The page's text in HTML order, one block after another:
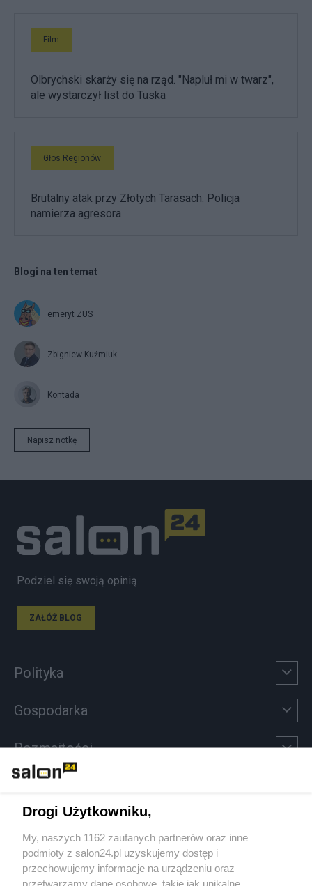
Film
Olbrychski skarży się na rząd. "Napluł mi w twarz",
ale wystarczył list do Tuska
Głos Regionów
Brutalny atak przy Złotych Tarasach. Policja
namierza agresora
Blogi na ten temat
emeryt ZUS
Zbigniew Kuźmiuk
Kontada
Napisz notkę
Podziel się swoją opinią
ZAŁÓŻ BLOG
Polityka
Gospodarka
Rozmaitości
Sport
Społeczeństwo
Drogi Użytkowniku,
My, naszych 1162 zaufanych partnerów oraz inne
podmioty z salon24.pl uzyskujemy dostęp i
przechowujemy informacje na urządzeniu oraz
przetwarzamy dane osobowe, takie jak unikalne